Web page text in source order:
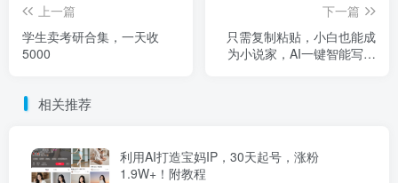
上一篇
学生卖考研合集，一天收
5000
下一篇
只需复制粘贴，小白也能成
为小说家，AI一键智能写小
相关推荐
利用AI打造宝妈IP，30天起号，涨粉
1.9W+！附教程